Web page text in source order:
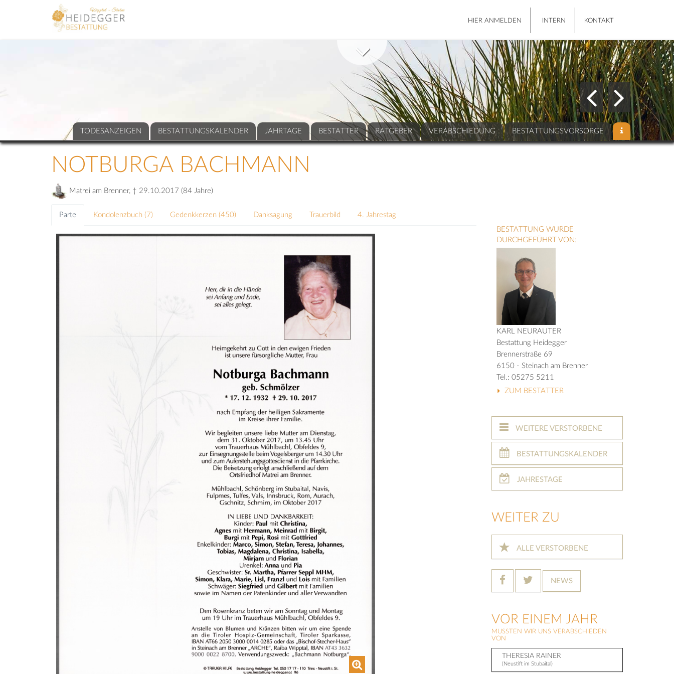
HIER ANMELDEN INTERN KONTAKT
TODESANZEIGEN BESTATTUNGSKALENDER JAHRTAGE BESTATTER RATGEBER VERABSCHIEDUNG BESTATTUNGSVORSORGE
NOTBURGA BACHMANN
Matrei am Brenner, † 29.10.2017 (84 Jahre)
Parte Kondolenzbuch ( 7) Gedenkkerzen (450) Danksagung Trauerbild
4. Jahrestag
BESTATTUNG WURDE
DURCHGEFÜHRT VON:
KARL NEURAUTER
Bestattung Heidegger
Brennerstraße 69
6150 - Steinach am Brenner
Tel.: 05275 5211
ZUM BESTATTER
WEITERE VERSTORBENE
BESTATTUNGSKALENDER
JAHRESTAGE
WEITER ZU
ALLE VERSTORBENE
NEWS
VOR EINEM JAHR
MUSSTEN WIR UNS VERABSCHIEDEN
VON
THERESIA RAINER
(Neustift im Stubaital)